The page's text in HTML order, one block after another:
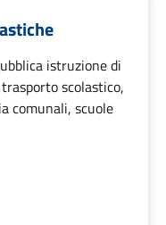
istruzione di
scolastico,
comunali, scuole